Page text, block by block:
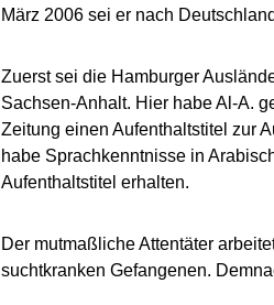
März 2006 sei er nach
Zuerst sei die Hamburger
Sachsen-Anhalt. Hier habe Al-A.
Zeitung einen Aufenthaltstitel zur
habe Sprachkenntnisse in
Aufenthaltstitel erhalten.
Der mutmaßliche Attentäter
suchtkranken Gefangenen.